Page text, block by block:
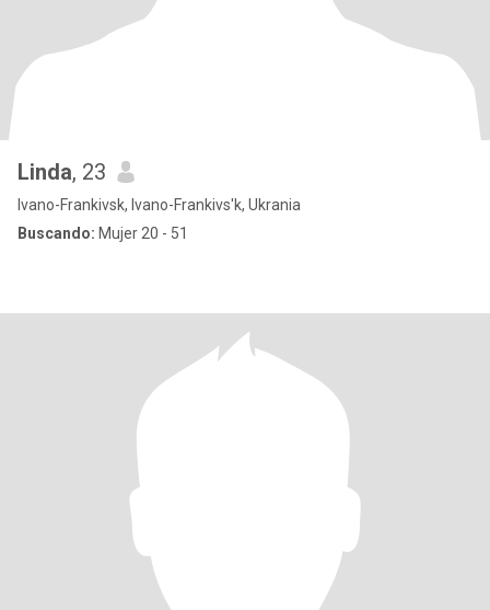
Linda, 23
Ivano-Frankivsk, Ivano-Frankivs'k, Ukrania
Buscando: Mujer 20 - 51